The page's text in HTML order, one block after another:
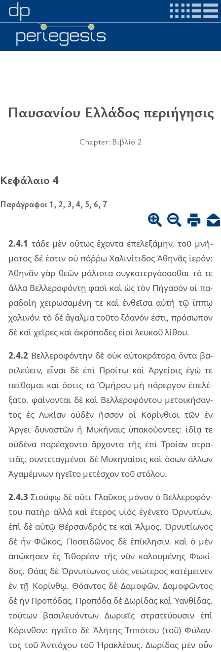
Παυσανίου Ελλάδος περιήγησις
Chapter: Βιβλίο 2
Κεφάλαιο 4
Παράγραφοι 1, 2, 3, 4, 5, 6, 7
2.4.1 τάδε μὲν οὕ­τως ἔχον­τα ἐπε­λε­ξά­μην, τοῦ μνή­
μα­τος δέ ἐστιν οὐ πόῤ­ῥω Χαλι­νί­τι­δος Ἀθη­νᾶς ἱε­ρόν:
Ἀθη­νᾶν γὰρ θεῶν μά­λι­στα συγ­κα­τερ­γά­σα­σθαι τά τε
ἄλλα Βελ­λε­ρο­φόν­τῃ φασὶ καὶ ὡς τὸν Πήγα­σόν οἱ πα­
ρα­δοίη χει­ρω­σα­μέ­νη τε καὶ ἐν­θεῖ­σα αὐτὴ τῷ ἵππῳ
χα­λι­νόν. τὸ δὲ ἄγαλ­μα τοῦ­το ξό­α­νόν ἐστι, πρό­σω­πον
δὲ καὶ χεῖ­ρες καὶ ἀκρό­πο­δες εἰσὶ λευ­κοῦ λί­θου.
2.4.2 Βελ­λε­ρο­φόν­την δὲ οὐκ αὐ­το­κρά­το­ρα ὄντα βα­
σι­λεύ­ειν, εἶ­ναι δὲ ἐπὶ Προί­τῳ καὶ Ἀργεί­οις ἐγώ τε
πεί­θο­μαι καὶ ὅστις τὰ Ὁμή­ρου μὴ πά­ρερ­γον ἐπε­λέ­
ξα­το. φαί­νον­ται δὲ καὶ Βελ­λε­ρο­φόν­του με­τοι­κή­σαν­
τος ἐς Λυκί­αν οὐ­δὲν ἧσ­σον οἱ Κορίν­θιοι τῶν ἐν
Ἄργει δυ­να­στῶν ἢ Μυκή­ναις ὑπα­κού­ον­τες: ἰδίᾳ τε
οὐ­δέ­να πα­ρέ­σχον­το ἄρ­χον­τα τῆς ἐπὶ Τροί­αν στρα­
τιᾶς, συν­τε­ταγ­μέ­νοι δὲ Μυκη­ναί­οις καὶ ὅσων ἄλ­λων
Ἀγα­μέ­μνων ἡγεῖ­το με­τέ­σχον τοῦ στό­λου.
2.4.3 Σισύ­φῳ δὲ οὔτι Γλαῦ­κος μό­νον ὁ Βελ­λε­ρο­φόν­
του πα­τὴρ ἀλλὰ καὶ ἕτε­ρος υἱὸς ἐγέ­νε­το Ὀρνυ­τί­ων,
ἐπὶ δὲ αὐτῷ Θέρ­σαν­δρός τε καὶ Ἄλμος. Ὀρνυ­τί­ω­νος
δὲ ἦν Φῶκος, Ποσει­δῶ­νος δὲ ἐπί­κλη­σιν. καὶ ὁ μὲν
ἀπῴ­κη­σεν ἐς Τιθο­ρέ­αν τῆς νῦν κα­λου­μέ­νης Φωκί­
δος, Θόας δὲ Ὀρνυ­τί­ω­νος υἱὸς νε­ώ­τε­ρος κα­τέ­μει­νεν
ἐν τῇ Κορίν­θῳ. Θόαν­τος δὲ Δαμο­φῶν, Δαμο­φῶν­τος
δὲ ἦν Προ­πό­δας, Προ­πό­δα δὲ Δωρί­δας καὶ Ὑαν­θί­δας.
τού­των βα­σι­λευόν­των Δωριεῖς στρα­τεύ­ου­σιν ἐπὶ
Κόριν­θον: ἡγεῖ­το δὲ Ἀλή­της Ἱππό­του (τοῦ) Φύλαν­
τος τοῦ Ἀντιό­χου τοῦ Ἡρα­κλέ­ους. Δωρί­δας μὲν οὖν